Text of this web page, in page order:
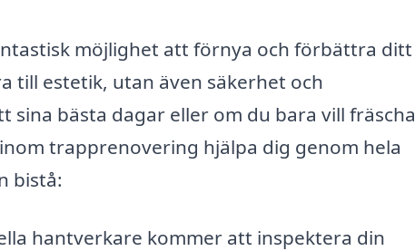
möjlighet att förnya och förbättra ditt
till estetik, utan även säkerhet och
bästa dagar eller om du bara vill fräscha
trapprenovering hjälpa dig genom hela
bistå:
hantverkare kommer att inspektera din